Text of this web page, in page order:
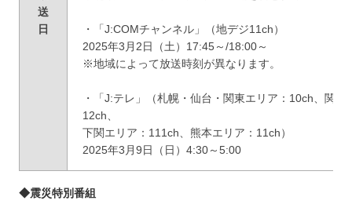
送
日
・「J:COMチャンネル」（地デジ11ch）
2025年3月2日（土）17:45～/18:00～
※地域によって放送時刻が異なります。
・「J:テレ」（札幌・仙台・関東エリア：10ch、関
12ch、
下関エリア：111ch、熊本エリア：11ch）
2025年3月9日（日）4:30～5:00
◆震災特別番組